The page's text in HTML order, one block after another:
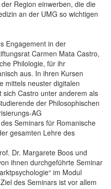
Region einwerben, die die
an der UMG so wichtigen
Engagement in der
Carmen Mata Castro,
Philologie, für ihr
aus. In ihren Kursen
mittels neuster digitalen
Castro unter anderem als
der Philosophischen
AG
Seminars für Romanische
gesamten Lehre des
Dr. Margarete Boos und
ihnen durchgeführte Seminar
im Modul
des Seminars ist vor allem